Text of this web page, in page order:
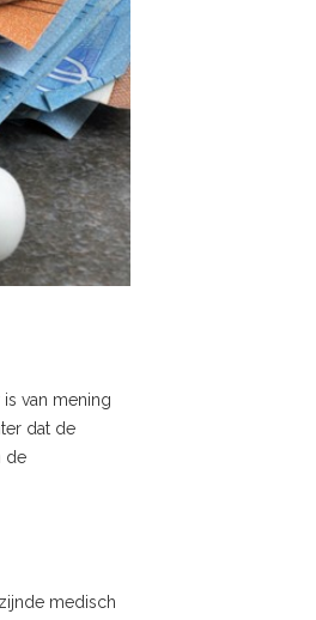
van mening
dat de
de
medisch